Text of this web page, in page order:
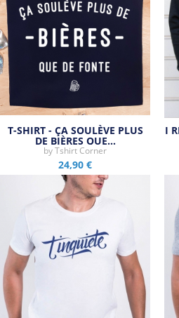
T-SHIRT - ÇA SOULÈVE PLUS
DE BIÈRES QUE…
byTshirt Corner
24,90 €
I